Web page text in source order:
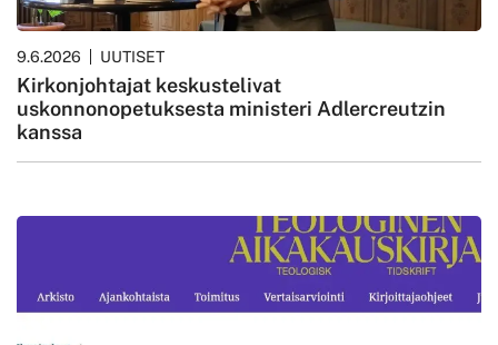
9.6.2026 UUTISET
Kirkonjohtajat keskustelivat
uskonnonopetuksesta ministeri Adlercreutzin
kanssa